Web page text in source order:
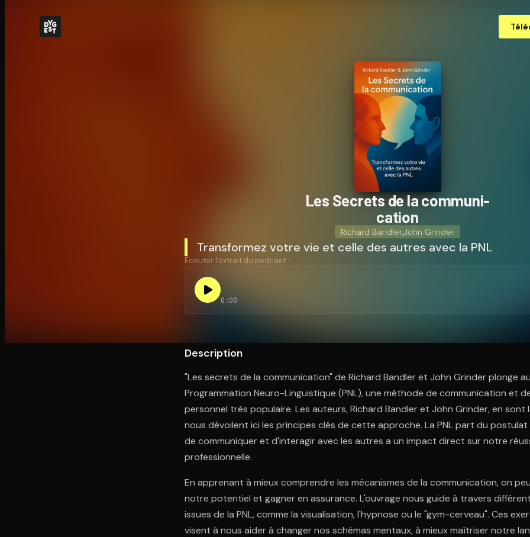
Les Secrets de la com­mu­ni­
ca­tion
Richard BandlerJohn Grinder
Transformez votre vie et celle des autres avec la PNL
Écouter l'extrait du podcast :
0:00
Description
"Les secrets de la communication" de Richard Bandler et John Grinder plonge
Programmation Neuro-Linguistique (PNL), une méthode de communication et
personnel très populaire. Les auteurs, Richard Bandler et John Grinder, en
nous dévoilent ici les principes clés de cette approche. La PNL part du
de communiquer et d'interagir avec les autres a un impact direct sur notre
professionnelle.
En apprenant à mieux comprendre les mécanismes de la communication, on
notre potentiel et gagner en assurance. L'ouvrage nous guide à travers
issues de la PNL, comme la visualisation, l'hypnose ou le "gym-cerveau". Ces
visent à nous aider à changer nos schémas mentaux, à mieux maîtriser notre